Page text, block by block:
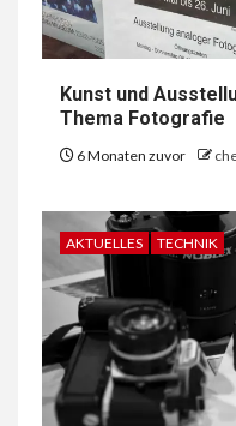
Kunst und
Thema Fotografie
6 Monaten zuvor
AKTUELLES TECHNIK